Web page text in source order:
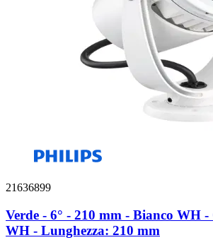
21636899
Verde - 6° - 210 mm - Bianco WH
WH - Lunghezza: 210 mm